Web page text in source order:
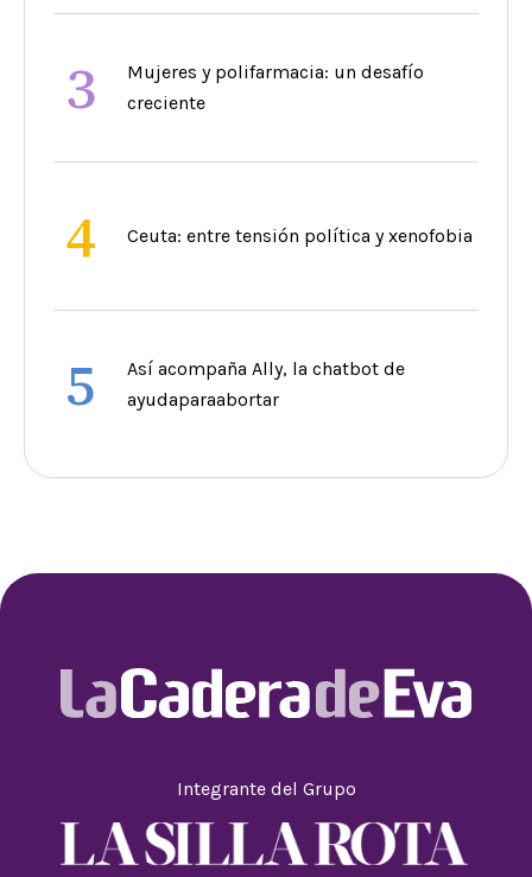
3
Mujeres y polifarmacia: un desafío
creciente
4 Ceuta: entre tensión política y xenofobia
5
Así acompaña Ally, la chatbot de
ayudaparaabortar
Integrante del Grupo